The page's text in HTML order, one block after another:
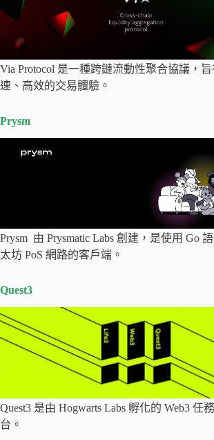
Via Protocol 是一種跨鏈流動性聚合協議，
速、高效的交易體驗。
Prysm
Prysm 由 Prysmatic Labs 創建，是使用 Go
太坊 PoS 網路的客戶端。
Quest3
Quest3 是由 Hogwarts Labs 孵化的 Web3 任
台。